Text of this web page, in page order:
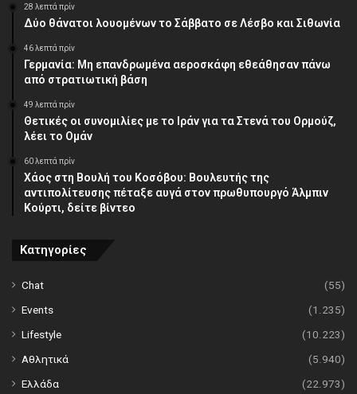
28 λεπτά πρίν
Δύο θάνατοι λουομένων το Σάββατο σε Λέσβο και Σιθωνία
46 λεπτά πρίν
Γερμανία: Μη επανδρωμένα αεροσκάφη εθεάθησαν πάνω
από στρατιωτική βάση
49 λεπτά πρίν
Θετικές οι συνομιλίες με το Ιράν για τα Στενά του Ορμούζ,
λέει το Ομάν
60 λεπτά πρίν
Χάος στη Βουλή του Κοσόβου: Βουλευτής της
αντιπολίτευσης πέταξε αυγά στον πρωθυπουργό Άλμπιν
Κούρτι, δείτε βίντεο
Κατηγορίες
Chat
(55)
Events
(1.235)
Lifestyle
(10.223)
Αθλητικά
(5.940)
Ελλάδα
(22.973)